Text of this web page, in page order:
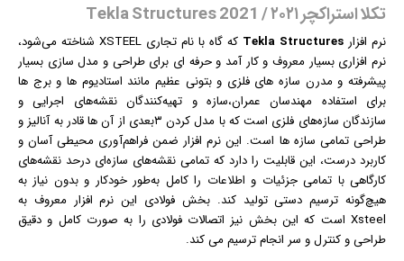
تکلا استراکچر ۲۰۲۱ / Tekla Structures 2021
نرم افزار Tekla Structures
که گاه با نام تجاری XSTEEL شناخته می‌شود،
نرم افزاری بسیار معروف و کار آمد و حرفه ای برای طراحی و مدل سازی بسیار
پیشرفته و مدرن سازه های فلزی و بتونی عظیم مانند استادیوم ها و برج ها
برای استفاده مهندسان عمران،سازه و تهیه‌كنندگان نقشه‌های اجرایی و
سازندگان سازه‌های فلزی است که با مدل کردن ۳بعدی از آن ها قادر به آنالیز و
طراحی تمامی سازه ها است. این نرم افزار ضمن فراهم‌آوری محیطی آسان و
کاربرد درست، این قابلیت را دارد که تمامی نقشه‌های سازه‌ای درحد نقشه‌های
کارگاهی با تمامی جزئیات و اطلاعات را کامل به‌طور خودکار و بدون نیاز به
هیچ‌گونه ترسیم دستی تولید کند. بخش فولادی این نرم افزار معروف به
Xsteel است که این بخش نیز اتصالات فولادی را به صورت کامل و دقیق
طراحی و کنترل و سر انجام ترسیم می کند.